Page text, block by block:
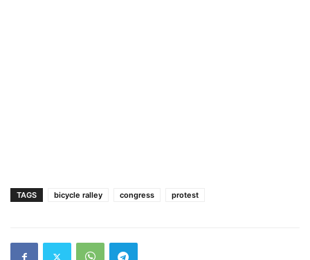
TAGS bicycle ralley congress protest